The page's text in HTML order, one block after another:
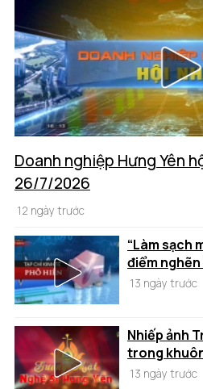
Doanh nghiệp Hưng Yên
26/7/2026
12 ngày trước
“Làm sạch
điểm
13 ngày trước
Nhiếp ảnh
trong
13 ngày trước